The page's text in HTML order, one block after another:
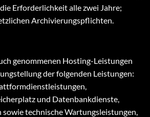
Erforderlichkeit alle zwei Jahre;
Archivierungspflichten.
genommenen Hosting-Leistungen
der folgenden Leistungen:
und Datenbankdienste,
technische Wartungsleistungen,